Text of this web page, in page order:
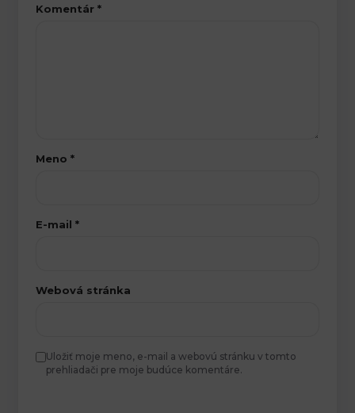
Komentár *
Meno *
E-mail *
Webová stránka
Uložiť moje meno, e-mail a webovú stránku v tomto
prehliadači pre moje budúce komentáre.